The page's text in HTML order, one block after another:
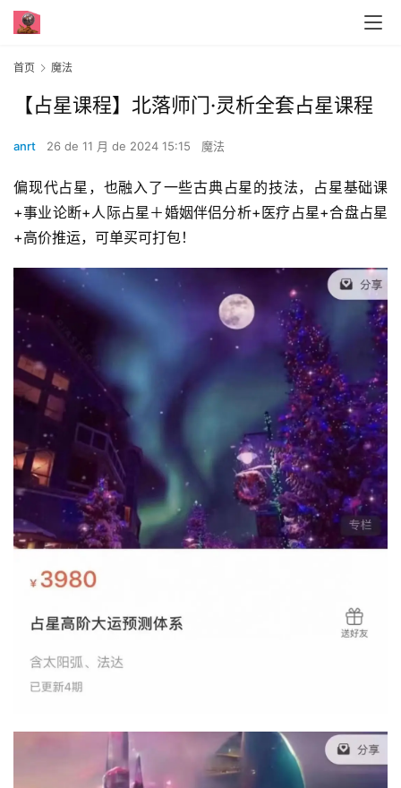
首页 魔法
【占星课程】北落师门·灵析全套占星课程
anrt 26 de 11 月 de 2024 15:15 魔法
偏现代占星，也融入了一些古典占星的技法，占星基础课
+事业论断+人际占星＋婚姻伴侣分析+医疗占星+合盘占星
+高价推运，可单买可打包！